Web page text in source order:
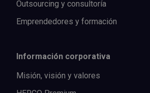
Outsourcing y consultoría
Emprendedores y formación
Información corporativa
Misión, visión y valores